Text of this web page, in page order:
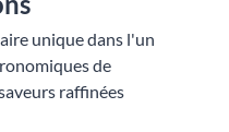
unique dans l'un
de
raffinées